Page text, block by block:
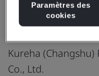
ISO
Kureha
Co., Ltd.
Paramètres des
cookies